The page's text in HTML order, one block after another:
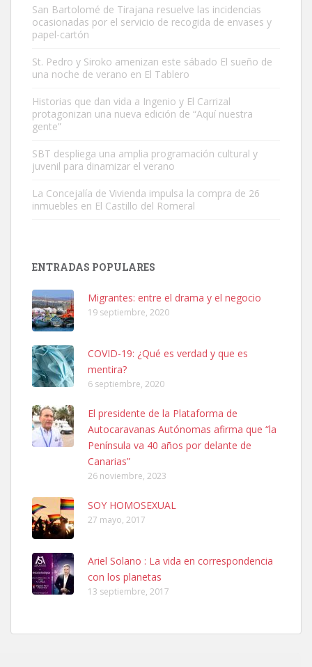
Este gato macho ha aparecido en la calle hace menos de un mes,
es muy manso y extremadamente cari...
Leales.org » Gran Canaria
hembra, 4 años. Por motivos personales ...
Leales.org » Gran Canaria
SHIBA PERDIDO AVDA JOSE MESA Y LOPEZ
PERRO MACHO RAZA SHIBA CON MICROCHIP PERDIDO HOY
06/07/2025 ZONA MESA Y LOPEZ. ES MUY ASUSTADIZO
Leales.org » Gran Canaria
6.7.2025
Ninfa perdida
El día 5 se los perdió una ninfa papillera, asustada tiene miedo a la
calle, se perdió por la zon...
San Bartolomé de Tirajana resuelve las incidencias
ocasionadas por el servicio de recogida de envases y
papel-cartón
St. Pedro y Siroko amenizan este sábado El sueño de
una noche de verano en El Tablero
Historias que dan vida a Ingenio y El Carrizal
protagonizan una nueva edición de “Aquí nuestra
gente”
SBT despliega una amplia programación cultural y
juvenil para dinamizar el verano
La Concejalía de Vivienda impulsa la compra de 26
inmuebles en El Castillo del Romeral
ENTRADAS POPULARES
Migrantes: entre el drama y el negocio
19 septiembre, 2020
COVID-19: ¿Qué es verdad y que es
mentira?
6 septiembre, 2020
El presidente de la Plataforma de
Autocaravanas Autónomas afirma que “la
Península va 40 años por delante de
Canarias”
26 noviembre, 2023
SOY HOMOSEXUAL
27 mayo, 2017
Ariel Solano : La vida en correspondencia
con los planetas
13 septiembre, 2017